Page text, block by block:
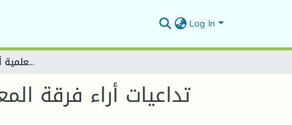
Log In
تداعيات أراء فرقة المعتزلة على الأوضاع العامة للخلافة العباسية الاوضاع العلمية أنموذجا ( 2هـ - 4 هـ)
تداعيات أراء فرقة